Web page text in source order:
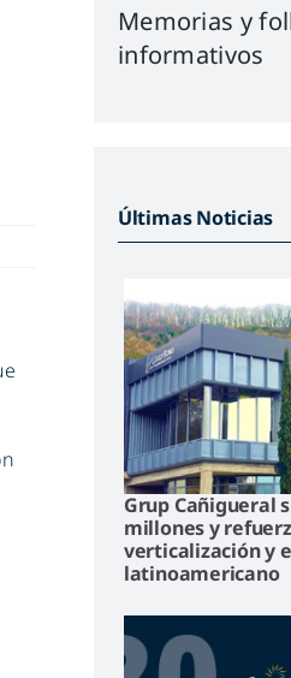
Memorias y
informativos
Últimas Noticias
Grup Cañigueral
millones y
verticalización y
latinoamericano